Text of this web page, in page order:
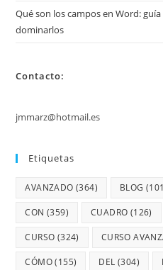
Qué son los campos en Word:
dominarlos
Contacto:
jmmarz@hotmail.es
Etiquetas
AVANZADO (364) BLOG
CON (359) CUADRO (126)
CURSO (324) CURSO
CÓMO(155) DEL (304)